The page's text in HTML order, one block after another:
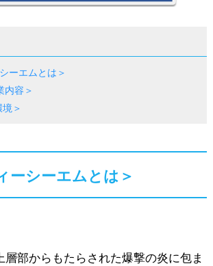
ーエムとは＞
内容＞
＞
ーシーエムとは＞
層部からもたらされた爆撃の炎に包ま